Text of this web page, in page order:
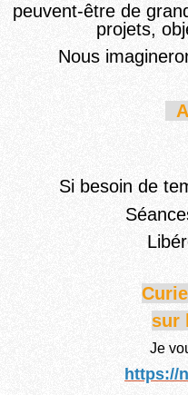
peuvent-être de
projets,
Nous
Si besoin de
Li
sur
Je
https://